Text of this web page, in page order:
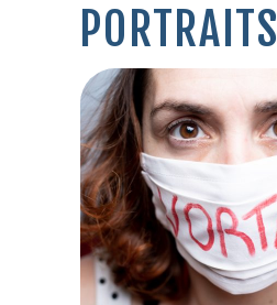
PORTRAITS